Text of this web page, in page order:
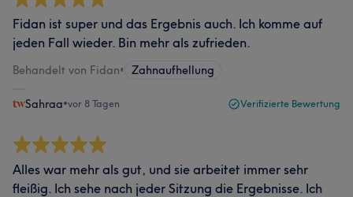
Fidan ist super und das Ergebnis auch. Ich komme auf
jeden Fall wieder. Bin mehr als zufrieden.
Behandelt von Fidan• Zahnaufhellung
Sahraa•vor 8 Tagen Verifizierte Bewertung
Alles war mehr als gut, und sie arbeitet immer sehr
fleißig. Ich sehe nach jeder Sitzung die Ergebnisse. Ich